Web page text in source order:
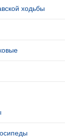
ходьбы